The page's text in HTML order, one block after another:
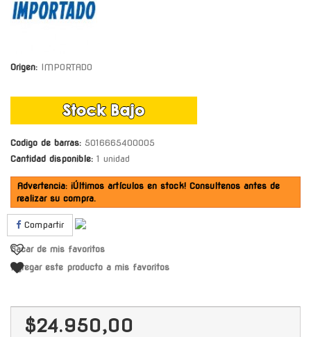
Origen: IMPORTADO
Codigo de barras: 5016665400005
Cantidad disponible: 1 unidad
Advertencia: ¡Últimos artículos en stock! Consultenos antes de
realizar su compra.
Compartir
Sacar de mis favoritos
Agregar este producto a mis favoritos
$24.950,00